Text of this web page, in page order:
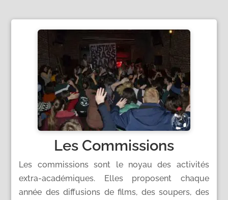
Les Commissions
Les commissions sont le noyau des activités
extra-académiques. Elles proposent chaque
année des diffusions de films, des soupers, des